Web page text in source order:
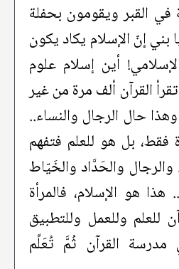
في القبر ويقومون بحفلة
إنّ الإسلام يكاد يكون
أين إسلام علوم
القرآن ألف مرة من غير
حال الرجال والنساء..
فقط، بل هو للعلم فتفهم
والحَدَّاد والخَيّاط
هو الإسلام، فالمرأة
للعلم وللعمل وللتطبيق
مدرسة القرآن ثُمَّ تُعَلِّم